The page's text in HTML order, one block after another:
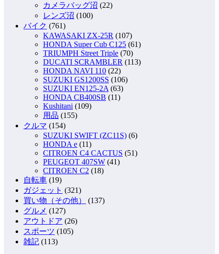
カメラバッグ沼 (22)
レンズ沼 (100)
バイク (761)
KAWASAKI ZX-25R (107)
HONDA Super Cub C125 (61)
TRIUMPH Street Triple (70)
DUCATI SCRAMBLER (113)
HONDA NAVI 110 (22)
SUZUKI GS1200SS (106)
SUZUKI EN125-2A (63)
HONDA CB400SB (11)
Kushitani (109)
用品 (155)
クルマ (154)
SUZUKI SWIFT (ZC11S) (6)
HONDA e (11)
CITROEN C4 CACTUS (51)
PEUGEOT 407SW (41)
CITROEN C2 (18)
自転車 (19)
ガジェット (321)
買い物（その他）
(137)
グルメ (127)
アウトドア (26)
スポーツ (105)
雑記 (113)